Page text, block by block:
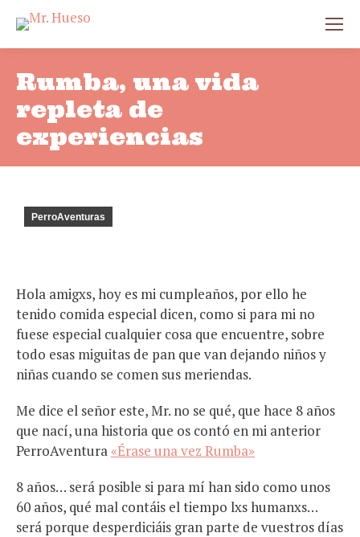
Rumba, una vida
repleta de
experiencias
PerroAventuras
Hola amigxs, hoy es mi cumpleaños, por ello he
tenido comida especial dicen, como si para mi no
fuese especial cualquier cosa que encuentre, sobre
todo esas miguitas de pan que van dejando niños y
niñas cuando se comen sus meriendas.
Me dice el señor este, Mr. no se qué, que hace 8 años
que nací, una historia que os contó en mi anterior
PerroAventura«Érase una vez Rumba»
8 años… será posible si para mí han sido como unos
60 años, qué mal contáis el tiempo lxs humanxs…
será porque desperdiciáis gran parte de vuestros días